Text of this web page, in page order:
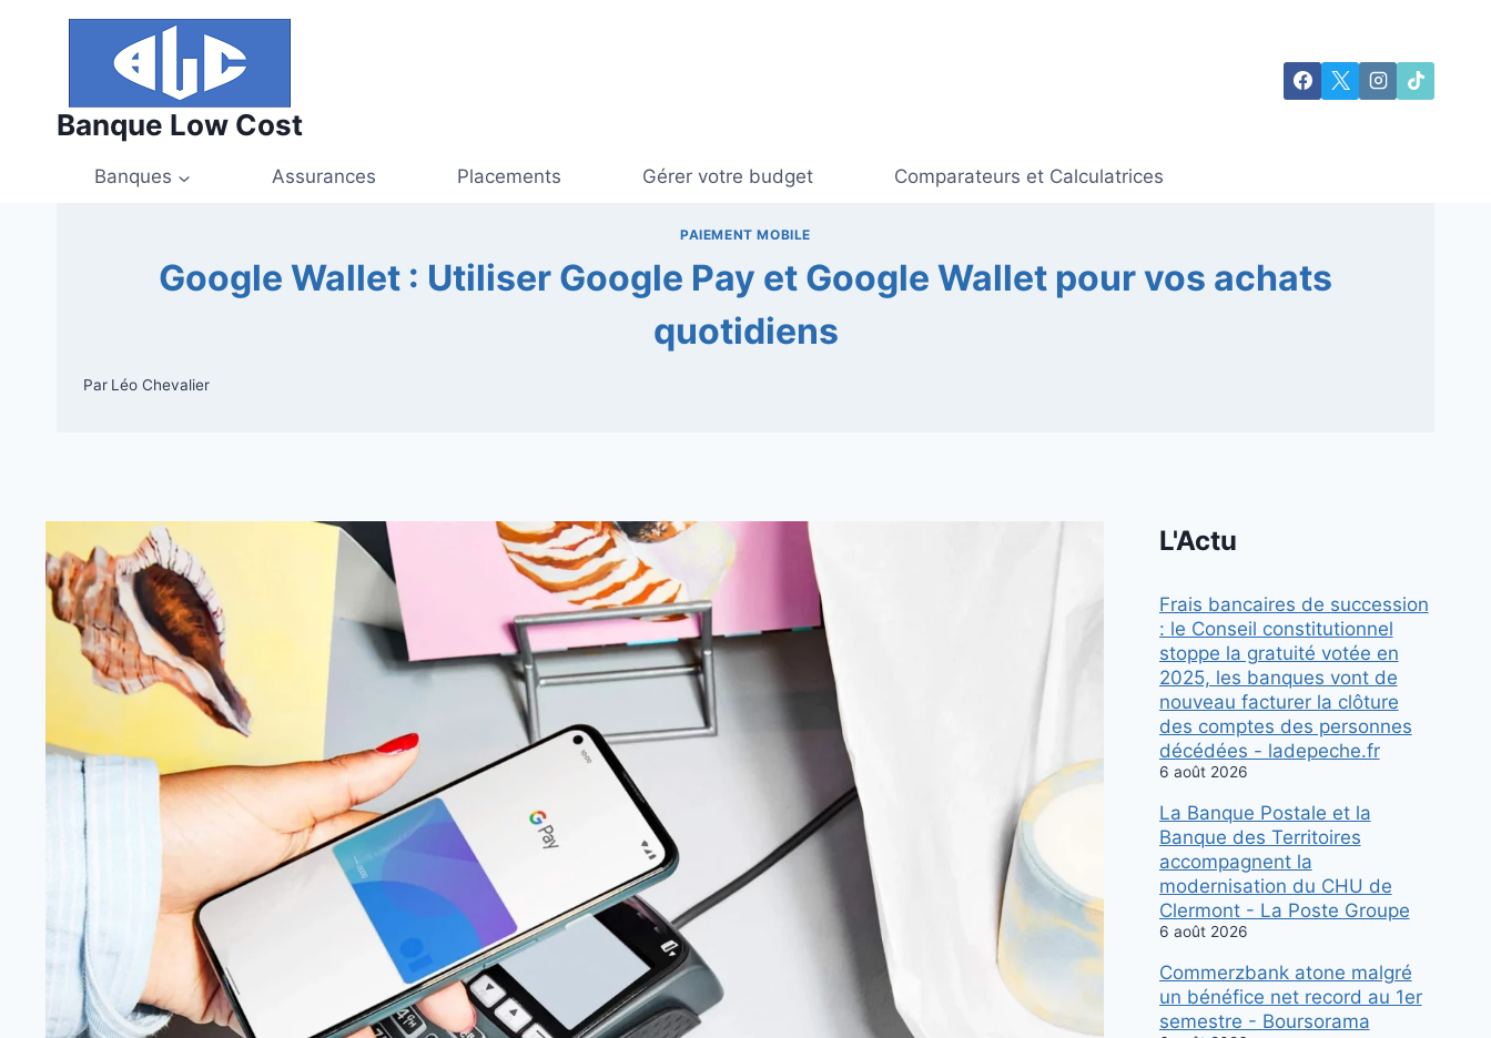
Banque Low Cost
Banques Assurances Placements Gérer votre budget Comparateurs et Calculatrices
PAIEMENT MOBILE
Google Wallet : Utiliser Google Pay et Google Wallet pour vos achats
quotidiens
Par Léo Chevalier
L'Actu
Frais bancaires de succession
: le Conseil constitutionnel
stoppe la gratuité votée en
2025, les banques vont de
nouveau facturer la clôture
des comptes des personnes
décédées - ladepeche.fr
6 août 2026
La Banque Postale et la
Banque des Territoires
accompagnent la
modernisation du CHU de
Clermont - La Poste Groupe
6 août 2026
Commerzbank atone malgré
un bénéfice net record au 1er
semestre - Boursorama